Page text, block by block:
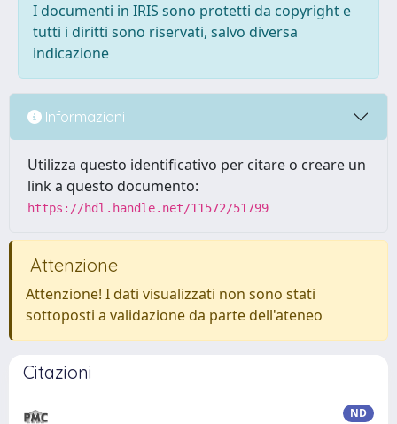
I documenti in IRIS sono protetti da copyright e
tutti i diritti sono riservati, salvo diversa
indicazione
Informazioni
Utilizza questo identificativo per citare o creare un
link a questo documento:
https://hdl.handle.net/11572/51799
Attenzione
Attenzione! I dati visualizzati non sono stati
sottoposti a validazione da parte dell'ateneo
Citazioni
ND